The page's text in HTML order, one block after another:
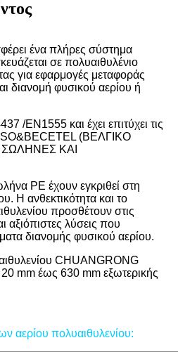
ένα πλήρες σύστημα
σε πολυαιθυλένιο
για εφαρμογές μεταφοράς
διανομή φυσικού αερίου ή
/EN1555 και έχει επιτύχει τις
(ΒΕΛΓΙΚΟ
ΚΑΙ
PE έχουν εγκριθεί στη
Η ανθεκτικότητα και το
προσθέτουν στις
αξιόπιστες λύσεις που
διανομής φυσικού αερίου.
CHUANGRONG
20 mm έως 630 mm εξωτερικής
αερίου πολυαιθυλενίου: